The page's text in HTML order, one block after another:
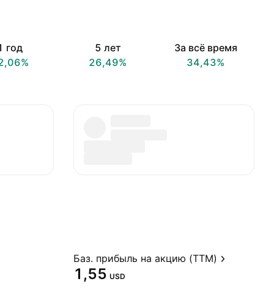
год
5 лет
26,49%
За всё время
34,43%
Баз. прибыль на акцию (TTM)
1,55 USD